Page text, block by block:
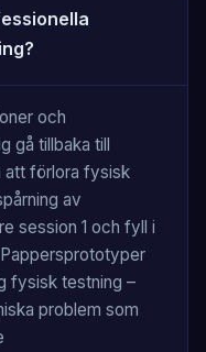
och
gå tillbaka till
att förlora fysisk
av
session 1 och fyll i
fysisk testning –
problem som